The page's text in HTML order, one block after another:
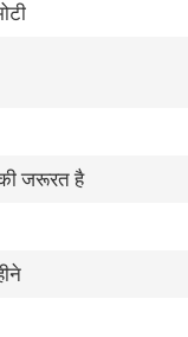
जरूरत है